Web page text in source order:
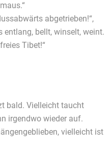
abgetrieben!“,
entlang, bellt, winselt, weint.
Tibet!“
bald. Vielleicht taucht
irgendwo wieder auf.
vielleicht ist